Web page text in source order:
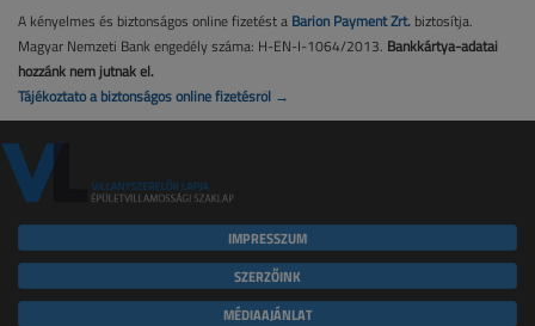
A kényelmes és biztonságos online fizetést a Barion Payment Zrt. biztosítja.
Magyar Nemzeti Bank engedély száma: H-EN-I-1064/2013. Bankkártya-adatai
hozzánk nem jutnak el.
Tájékoztató a biztonságos online fizetésről →
IMPRESSZUM
SZERZŐINK
MÉDIAAJÁNLAT